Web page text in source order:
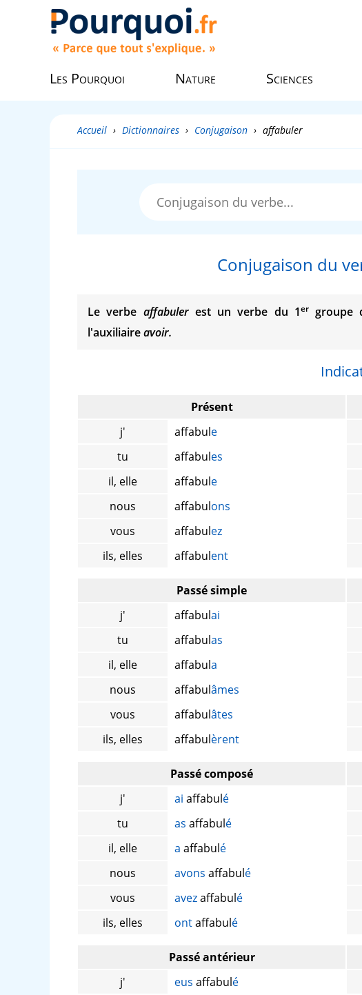
Les Pourquoi Nature Sciences
Accueil › Dictionnaires › Conjugaison › affabuler
Conjugaison du
Le verbe affabulerest un verbe du 1ergroupe
l'auxiliaireavoir.
Présent
j'
affabule
tu
affabules
il, elle
affabule
nous
affabulons
vous
affabulez
ils, elles
affabulent
Passé simple
j'
affabulai
tu
affabulas
il, elle
affabula
nous
affabulâmes
vous
affabulâtes
ils, elles
affabulèrent
Passé composé
j'
ai affabulé
tu
as affabulé
il, elle
a affabulé
nous
avons affabulé
vous
avezaffabulé
ils, elles
ontaffabulé
Passé antérieur
j'
eus affabulé